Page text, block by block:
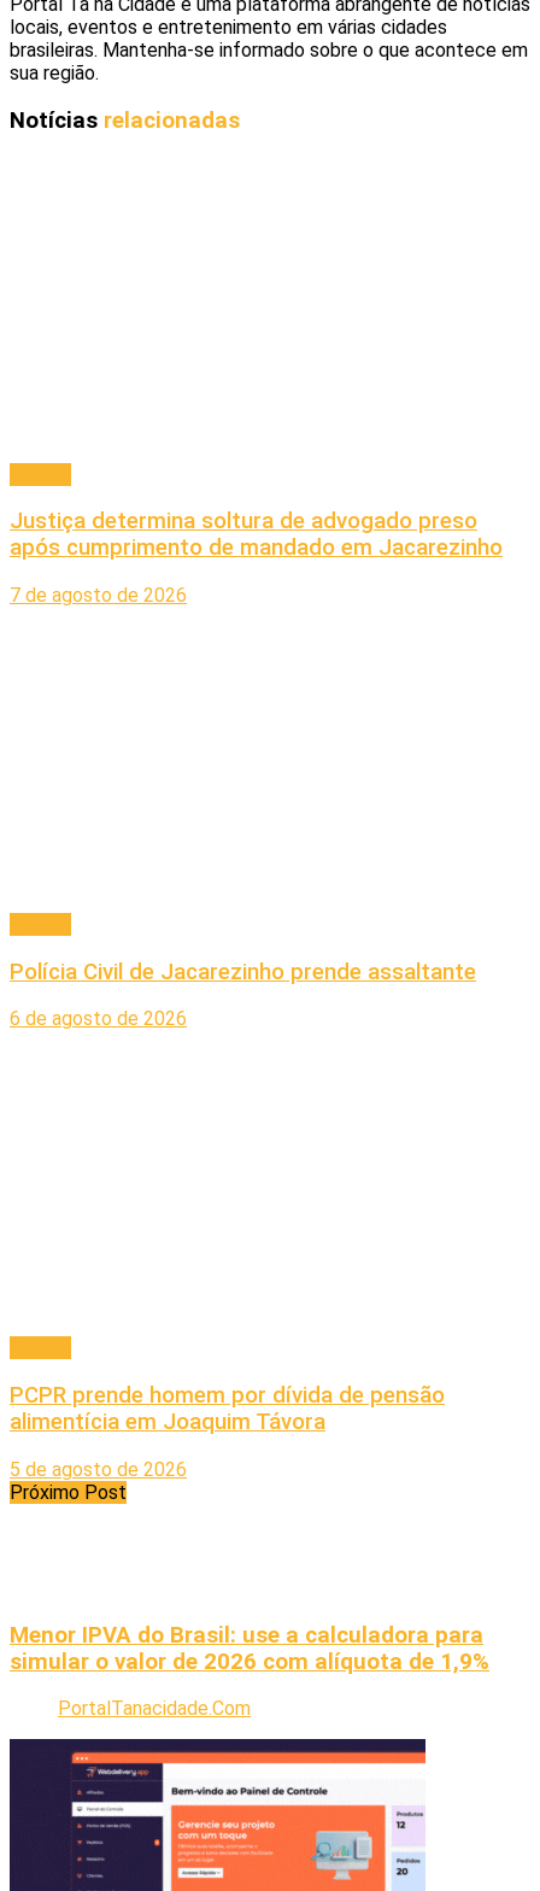
locais, eventos e entretenimento em várias cidades
brasileiras. Mantenha-se informado sobre o que acontece em
sua região.
Notícias relacionadas
Justiça determina soltura de advogado preso
após cumprimento de mandado em Jacarezinho
7 de agosto de 2026
Polícia Civil de Jacarezinho prende assaltante
6 de agosto de 2026
PCPR prende homem por dívida de pensão
alimentícia em Joaquim Távora
5 de agosto de 2026
Próximo Post
Menor IPVA do Brasil: use a calculadora para
simular o valor de 2026 com alíquota de 1,9%
PortalTanacidade.Com